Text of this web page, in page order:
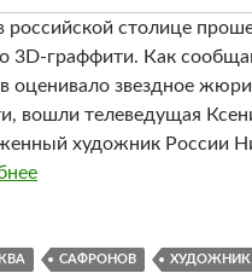
российской столице
3D-граффити. Как
оценивало звездное
вошли телеведущая
художник России
САФРОНОВ ХУДОЖНИК